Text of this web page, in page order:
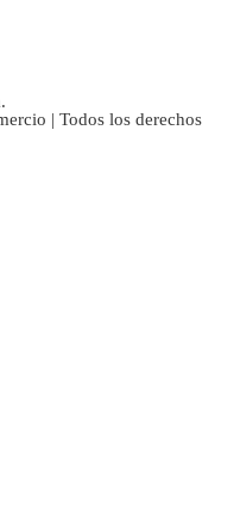
| Todos los derechos